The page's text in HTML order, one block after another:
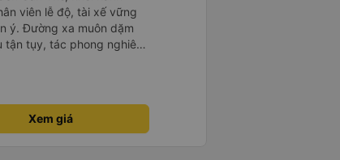
viên lễ độ, tài xế vững
tận tụy, tác phong nghiêm
vội vã. Xã hội loạn đạo.
Xem giá